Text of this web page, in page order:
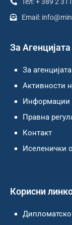
Email:
За Агенцијата
За агенцијата
Активности
Информации
Правна
Контакт
Иселенички
Корисни